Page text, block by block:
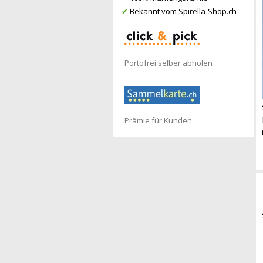
✔ Bekannt vom Spirella-Shop.ch
Portofrei selber abholen
Prämie für Kunden